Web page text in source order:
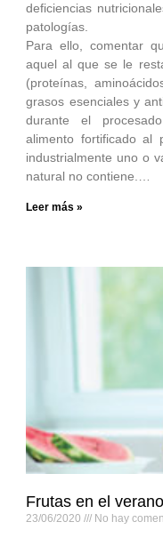
deficiencias
patologías.
Para ello, comentar
aquel al que se le
(proteínas,
grasos esenciales y
durante el
alimento fortificado al
industrialmente uno o
natural no contiene.…
Leer más »
Frutas en el verano
23/06/2020 No hay